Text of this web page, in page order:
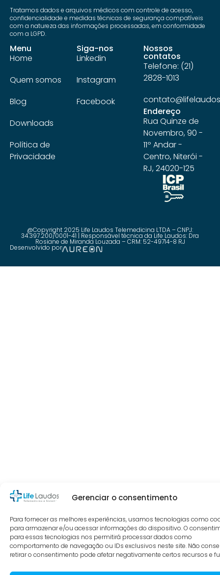
Gerenciar o consentimento
Para fornecer as melhores experiências, usamos tecnologias como
para armazenar e/ou acessar informações do dispositivo. O
para essas tecnologias nos permitirá processar dados como
comportamento de navegação ou IDs exclusivos neste site. Não
retirar o consentimento pode afetar negativamente certos recursos e
Tratamos dados e arquivos médicos com controle de acesso,
confidencialidade e medidas técnicas de segurança compatíveis
com a natureza das informações processadas, em conformidade
com a LGPD.
Menu
Home
Quem somos
Blog
Downloads
Política de
Privacidade
Siga-nos
Linkedin
Instagram
Facebook
Nossos
contatos
Telefone: (21)
2828-1013
Endereço
Rua Quinze de
Novembro, 90 -
11º Andar -
Centro, Niterói -
RJ, 24020-125
@Copyright 2025 Life Laudos Telemedicina LTDA – CNPJ:
34.397.200/0001-41 | Responsável técnica da Life Laudos: Dra
Rosiane de Miranda Louzada – CRM: 52-49714-8 RJ
Desenvolvido por